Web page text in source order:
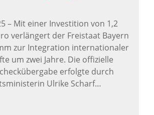
– Mit einer Investition von 1,2
verlängert der Freistaat Bayern
zur Integration internationaler
um zwei Jahre. Die offizielle
erfolgte durch
Ulrike Scharf…